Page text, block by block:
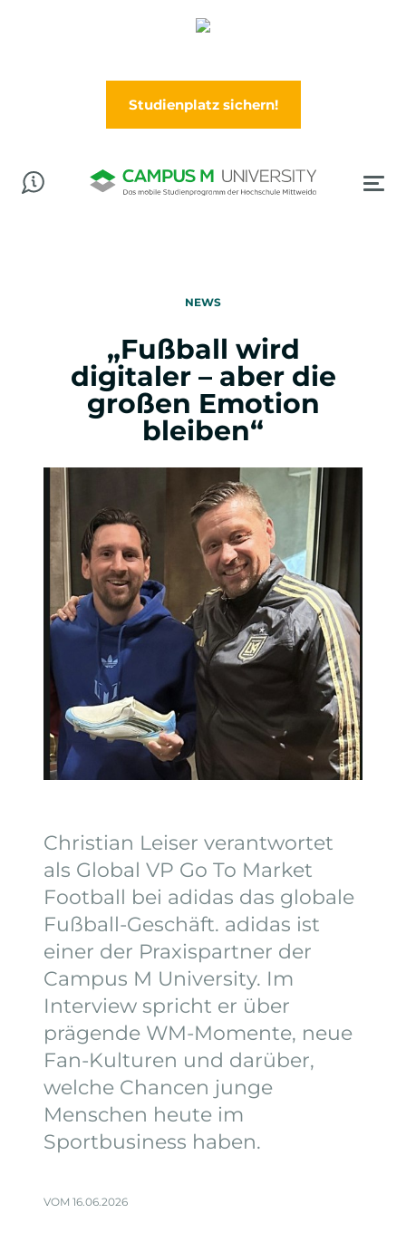
Studienplatz sichern!
NEWS
„Fußball wird
digitaler – aber die
großen Emotion
bleiben“
Christian Leiser verantwortet
als Global VP Go To Market
Football bei adidas das globale
Fußball-Geschäft. adidas ist
einer der Praxispartner der
Campus M University. Im
Interview spricht er über
prägende WM-Momente, neue
Fan-Kulturen und darüber,
welche Chancen junge
Menschen heute im
Sportbusiness haben.
VOM 16.06.2026